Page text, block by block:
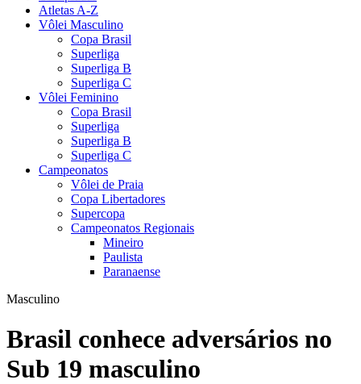
Atletas A-Z
Vôlei Masculino
Copa Brasil
Superliga
Superliga B
Superliga C
Vôlei Feminino
Copa Brasil
Superliga
Superliga B
Superliga C
Campeonatos
Vôlei de Praia
Copa Libertadores
Supercopa
Campeonatos Regionais
Mineiro
Paulista
Paranaense
Masculino
Brasil conhece adversários no
Sub 19 masculino